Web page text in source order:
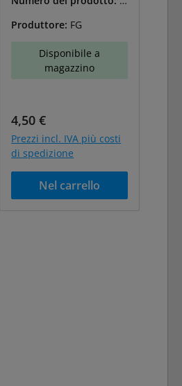
Produttore: FG
Disponibile a
magazzino
Prezzo normale:
4,50 €
Prezzi incl. IVA più costi
di spedizione
Nel carrello